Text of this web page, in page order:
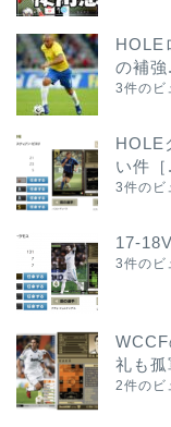
HOLE
の補強
3件のビ
HOLE
い件［
3件のビ
17-
3件のビ
礼も孤
2件のビ